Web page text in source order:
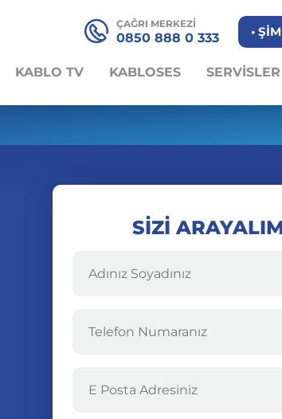
ÇAĞRI MERKEZİ
0850 888 0 333 •
KABLO TV KABLOSES SERVİSLER
SİZİ